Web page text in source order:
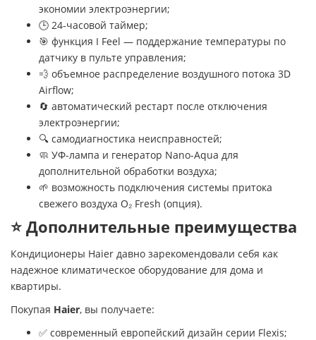
экономии электроэнергии;
🕒 24-часовой таймер;
🎯 функция I Feel — поддержание температуры по
датчику в пульте управления;
💨 объемное распределение воздушного потока 3D
Airflow;
🔄 автоматический рестарт после отключения
электроэнергии;
🔍 самодиагностика неисправностей;
🧼 УФ-лампа и генератор Nano-Aqua для
дополнительной обработки воздуха;
🌱 возможность подключения системы притока
свежего воздуха O₂ Fresh (опция).
⭐ Дополнительные преимущества
Кондиционеры Haier давно зарекомендовали себя как
надежное климатическое оборудование для дома и
квартиры.
Покупая Haier, вы получаете:
✅ современный европейский дизайн серии Flexis;